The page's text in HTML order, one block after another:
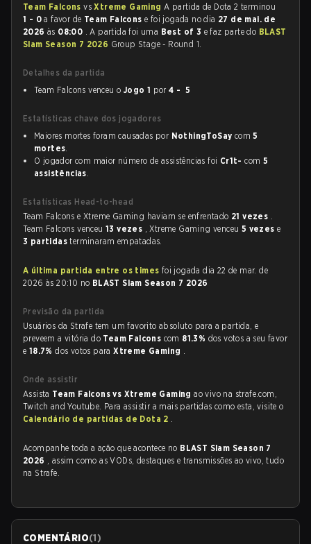
Team FalconsvsXtreme GamingA partida de Dota 2 terminou
1 - 0 a favor de Team Falconse foi jogada no dia 27 de mai. de
2026 às 08:00 . A partida foi uma Best of 3 e faz parte do BLAST
Slam Season 7 2026 Group Stage - Round 1.
Detalhes da partida
Team Falcons venceu o Jogo 1 por4 - 5
Estatísticas chave dos jogadores
Maiores mortes foram causadas por NothingToSay com5
mortes.
O jogador com maior número de assistências foi Cr1t- com 5
assistências.
Estatísticas Head-to-head
Team Falcons e Xtreme Gaming haviam se enfrentado 21 vezes .
Team Falcons venceu13 vezes , Xtreme Gaming venceu 5 vezese
3 partidasterminaram empatadas.
A última partida entre os times foi jogada dia 22 de mar. de
2026 às 20:10 no BLAST Slam Season 7 2026
Previsão da partida
Usuários da Strafe tem um favorito absoluto para a partida, e
preveem a vitória do Team Falcons com 81.3% dos votos a seu favor
e 18.7%dos votos paraXtreme Gaming .
Onde assistir
Assista Team Falcons vs Xtreme Gamingao vivo na strafe.com,
Twitch and Youtube. Para assistir a mais partidas como esta, visite o
Calendário de partidas de Dota 2 .
Acompanhe toda a ação que acontece no BLAST Slam Season 7
2026 , assim como as VODs, destaques e transmissões ao vivo, tudo
na Strafe.
COMENTÁRIO(1)